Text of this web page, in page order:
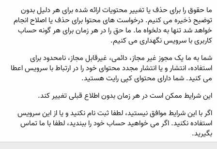
ما حقوق را برای حذف یا تغییر محتویات ارائه شده برای هر دلیل بدون
توضیح ذخیره می کنیم. درخواست های محتوا برای حذف یا اصلاح انجام
خواهد شد تنها به دلخواه ما. ما حق را در هر زمان برای هر گونه حساب
کاربری با سرویس نگهداری می کنیم.
شما به ما یک مجوز غیر مجاز، دائمی، غیرقابل مجاز، نامحدود برای
استفاده، انتشار و یا انتشار مجدد محتوای خود را در ارتباط با سرویس اعطا
می کنید. شما دارای محتوای کپی رایت هستید.
این شرایط ممکن است در هر زمان بدون اطلاع قبلی تغییر کند.
اگر با این شرایط موافق نیستید، لطفا ثبت نام نکنید و یا از این سرویس
استفاده نکنید. اگر می خواهید حساب خود را ببندید، لطفا با ما تماس
بگیرید.